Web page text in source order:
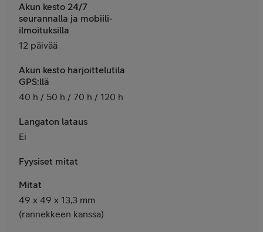
Akun kesto 24/7
seurannalla ja mobiili-
ilmoituksilla
12 päivää
Akun kesto harjoittelutila
GPS:llä
40 h / 50 h / 70 h / 120 h
Langaton lataus
Ei
Fyysiset mitat
Mitat
49 x 49 x 13,3 mm
(rannekkeen kanssa)